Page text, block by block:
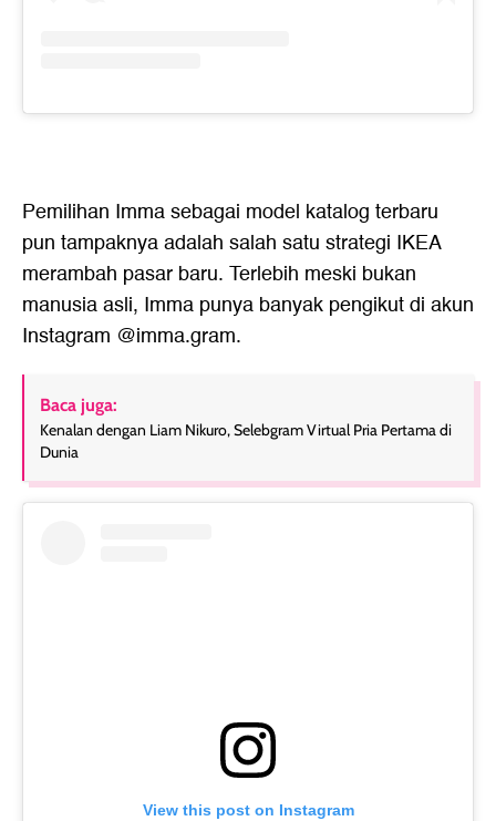
Pemilihan Imma sebagai model katalog terbaru
pun tampaknya adalah salah satu strategi IKEA
merambah pasar baru. Terlebih meski bukan
manusia asli, Imma punya banyak pengikut di akun
Instagram @imma.gram.
Baca juga:
Kenalan dengan Liam Nikuro, Selebgram Virtual Pria Pertama di
Dunia
View this post on Instagram